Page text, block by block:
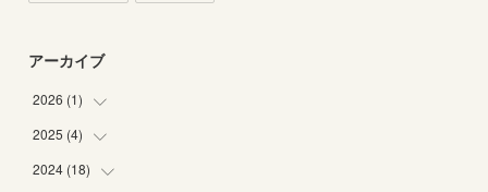
アーカイブ
2026 (1)
(
)
2025 (4)
(1
2024 (18)